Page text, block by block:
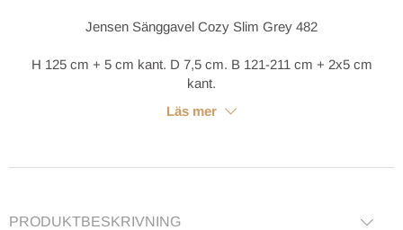
Jensen Sänggavel Cozy Slim Grey 482
H 125 cm + 5 cm kant. D 7,5 cm. B 121-211 cm + 2x5 cm
kant.
Läs mer
PRODUKTBESKRIVNING